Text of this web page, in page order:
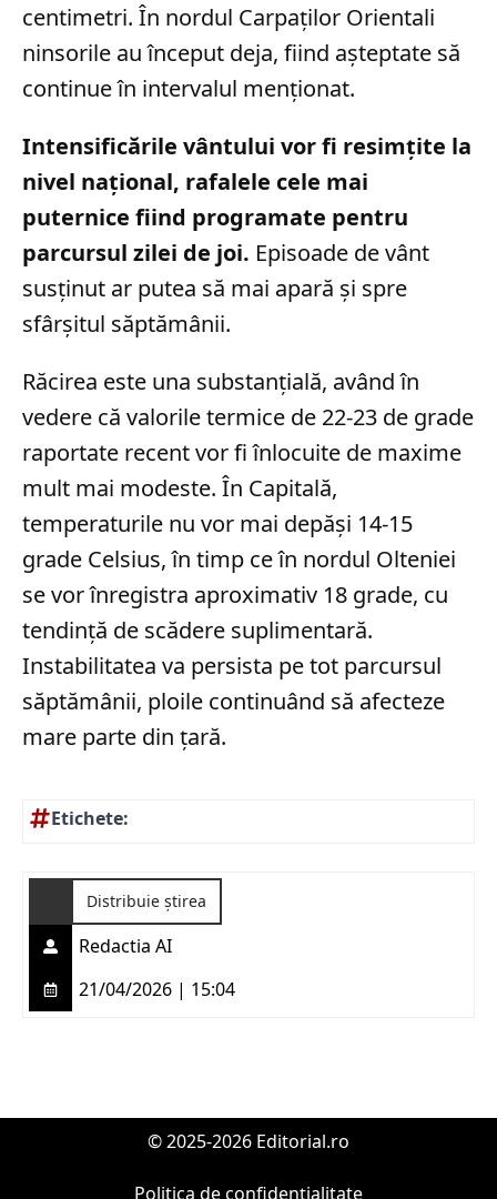
centimetri. În nordul Carpaților Orientali
ninsorile au început deja, fiind așteptate să
continue în intervalul menționat.
Intensificările vântului vor fi resimțite la
nivel național, rafalele cele mai
puternice fiind programate pentru
parcursul zilei de joi. Episoade de vânt
susținut ar putea să mai apară și spre
sfârșitul săptămânii.
Răcirea este una substanțială, având în
vedere că valorile termice de 22-23 de grade
raportate recent vor fi înlocuite de maxime
mult mai modeste. În Capitală,
temperaturile nu vor mai depăși 14-15
grade Celsius, în timp ce în nordul Olteniei
se vor înregistra aproximativ 18 grade, cu
tendință de scădere suplimentară.
Instabilitatea va persista pe tot parcursul
săptămânii, ploile continuând să afecteze
mare parte din țară.
Etichete:
Distribuie știrea
Redactia AI
21/04/2026 | 15:04
© 2025-2026 Editorial.ro
Politica de confidențialitate